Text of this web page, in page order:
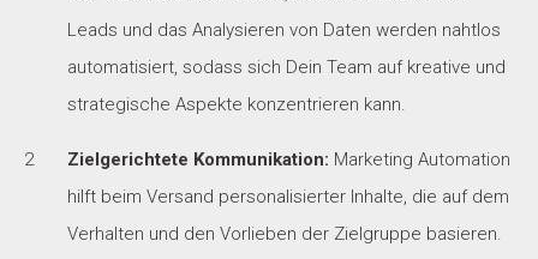
Leads und das Analysieren von Daten werden nahtlos
automatisiert, sodass sich Dein Team auf kreative und
strategische Aspekte konzentrieren kann.
Zielgerichtete Kommunikation: Marketing Automation
hilft beim Versand personalisierter Inhalte, die auf dem
Verhalten und den Vorlieben der Zielgruppe basieren.